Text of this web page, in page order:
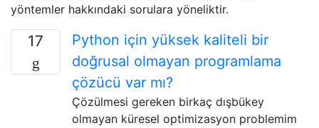
yöntemler hakkındaki sorulara yöneliktir.
17
Python için yüksek kaliteli bir
doğrusal olmayan programlama
çözücü var mı?
Çözülmesi gereken birkaç dışbükey
olmayan küresel optimizasyon problemim